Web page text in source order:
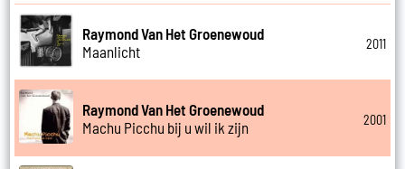
Raymond Van Het Groenewoud
Maanlicht
2011
Raymond Van Het Groenewoud
Machu Picchu bij u wil ik zijn
2001